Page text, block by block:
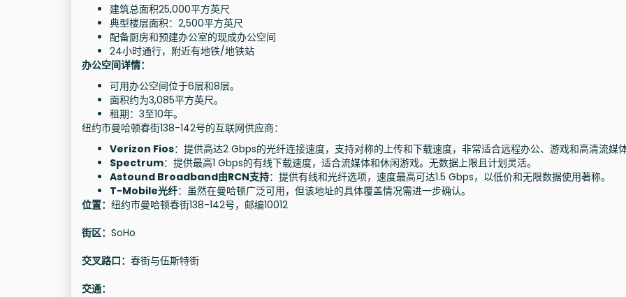
建筑总面积25,000平方英尺
典型楼层面积：2,500平方英尺
配备厨房和预建办公室的现成办公空间
24小时通行，附近有地铁/地铁站
办公空间详情：
可用办公空间位于6层和8层。
面积约为3,085平方英尺。
租期：3至10年。
纽约市曼哈顿春街138-142号的互联网供应商：
Verizon Fios：提供高达2 Gbps的光纤连接速度，支持对称的上传和下载速度，非常适合远程办公、游戏和高清流媒
Spectrum：提供最高1 Gbps的有线下载速度，适合流媒体和休闲游戏。无数据上限且计划灵活。
Astound Broadband由RCN支持：提供有线和光纤选项，速度最高可达1.5 Gbps，以低价和无限数据使用著称。
T-Mobile光纤：虽然在曼哈顿广泛可用，但该地址的具体覆盖情况需进一步确认。
位置： 纽约市曼哈顿春街138-142号，邮编10012
街区： SoHo
交叉路口： 春街与伍斯特街
交通：